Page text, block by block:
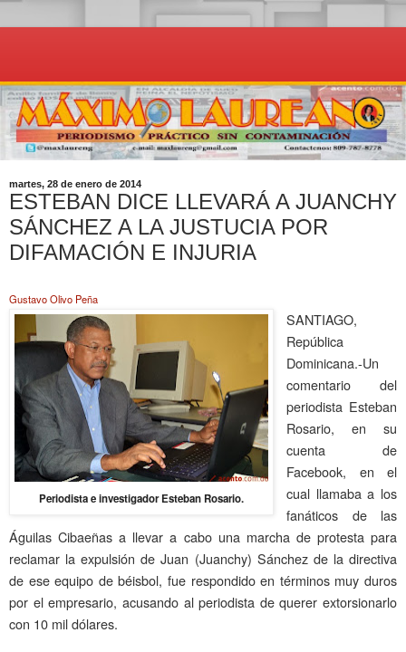
martes, 28 de enero de 2014
ESTEBAN DICE LLEVARÁ A JUANCHY
SÁNCHEZ A LA JUSTUCIA POR
DIFAMACIÓN E INJURIA
Gustavo Olivo Peña
Periodista e investigador Esteban Rosario.
SANTIAGO,
República
Dominicana.-Un
comentario del
periodista Esteban
Rosario, en su
cuenta de
Facebook, en el
cual llamaba a los
fanáticos de las
Águilas Cibaeñas a llevar a cabo una marcha de protesta para
reclamar la expulsión de Juan (Juanchy) Sánchez de la directiva
de ese equipo de béisbol, fue respondido en términos muy duros
por el empresario, acusando al periodista de querer extorsionarlo
con 10 mil dólares.